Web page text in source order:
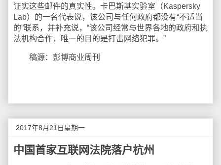
证实这些邮件的真实性。卡巴斯基实验室（Kaspersky
Lab）的一名代表说，该公司与任何政府都没有“不适当
的”联系，并补充说，“该公司经常与世界各地的政府和执
法机构合作，唯一的目的是打击网络犯罪。”
稿源：彭博商业周刊
2017年8月21日星期一
中国首家互联网法院落户杭州